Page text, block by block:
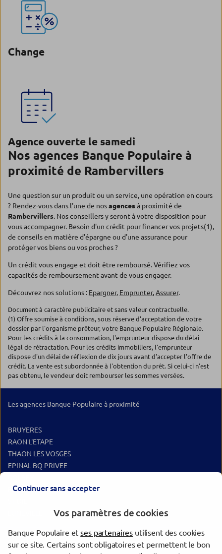
Change
Agence ouverte le samedi
Nos agences Banque Populaire à
proximité de Rambervillers
Une question sur un produit ou un service, une opération en cours
? Rendez-vous dans l'une de nosagencesà proximité de
Rambervillers. Nos conseillers y seront à votre disposition pour
vous accompagner. Besoin d'un crédit pour financer vos projets(1),
de conseils en matière d'épargne ou d'une assurance pour
protéger vos biens ou vos proches ?
Un crédit vous engage et doit être remboursé. Vérifiez vos
capacités de remboursement avant de vous engager.
Découvrez nos solutions : Epargner, Emprunter,Assurer.
Document à caractère publicitaire et sans valeur contractuelle.
(1) Offre soumise à conditions, sous réserve d'acceptation de votre
dossier par l'organisme prêteur, votre Banque Populaire Régionale.
Pour les crédits à la consommation, l'emprunteur dispose du délai
légal de rétractation. Pour les crédits immobiliers, l'emprunteur
dispose d'un délai de réflexion de dix jours avant d'accepter l'offre de
crédit. La vente est subordonnée à l'obtention du prêt. Si celui-ci n'est
pas obtenu, le vendeur doit rembourser les sommes versées.
Les agences Banque Populaire à proximité
BRUYERES
RAON L'ETAPE
THAON LES VOSGES
EPINAL BQ PRIVEE
EPINAL
Les agences Banque Populaire dans les villes à proximité
Continuer sans accepter
Vos paramètres de cookies
Banque Populaire etses partenaires utilisent des cookies
sur ce site. Certains sont obligatoires et permettent le bon